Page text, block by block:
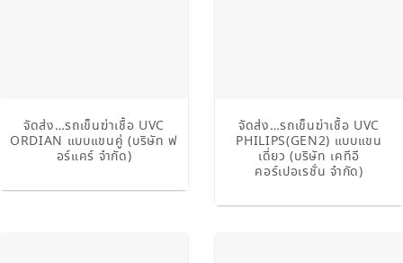
จัดส่ง…รถเข็นฆ่าเชื้อ UVC
ORDIAN แบบแขนคู่ (บริษัท ฟ
อร์แคร์ จำกัด)
จัดส่ง…รถเข็นฆ่าเชื้อ UVC
PHILIPS(GEN2) แบบแขน
เดี่ยว (บริษัท เคทีอี
คอร์เปอเรชั่น จำกัด)